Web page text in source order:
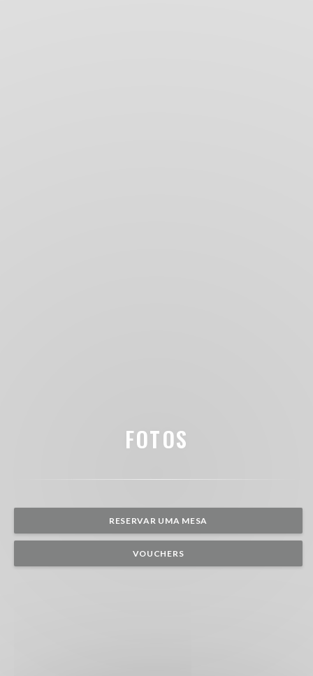
FOTOS
RESERVAR UMA MESA
VOUCHERS